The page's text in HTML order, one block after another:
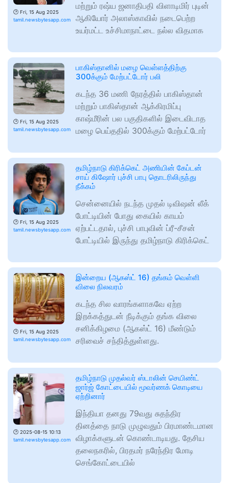
🕑 Fri, 15 Aug 2025
tamil.newsbytesapp.com
மற்றும் ரஷ்ய ஜனாதிபதி விளாடிமிர் புடின்
ஆகியோர் அலாஸ்காவில் நடைபெற்ற
உயர்மட்ட உச்சிமாநாட்டை நல்ல விதமாக
🕑 Fri, 15 Aug 2025
tamil.newsbytesapp.com
பாகிஸ்தானில் மழை வெள்ளத்திற்கு
300க்கும் மேற்பட்டோர் பலி
கடந்த 36 மணி நேரத்தில் பாகிஸ்தான்
மற்றும் பாகிஸ்தான் ஆக்கிரமிப்பு
காஷ்மீரின் பல பகுதிகளில் இடைவிடாத
மழை பெய்ததில் 300க்கும் மேற்பட்டோர்
🕑 Fri, 15 Aug 2025
tamil.newsbytesapp.com
தமிழ்நாடு கிரிக்கெட் அணியின் கேப்டன்
சாய் கிஷோர் புச்சி பாபு தொடரிலிருந்து
நீக்கம்
சென்னையில் நடந்த முதல் டிவிஷன் லீக்
போட்டியின் போது கையில் காயம்
ஏற்பட்டதால், புச்சி பாபுவின் ப்ரீ-சீசன்
போட்டியில் இருந்து தமிழ்நாடு கிரிக்கெட்
🕑 Fri, 15 Aug 2025
tamil.newsbytesapp.com
இன்றைய (ஆகஸ்ட் 16) தங்கம் வெள்ளி
விலை நிலவரம்
கடந்த சில வாரங்களாகவே ஏற்ற
இறக்கத்துடன் நீடிக்கும் தங்க விலை
சனிக்கிழமை (ஆகஸ்ட் 16) மீண்டும்
சரிவைச் சந்தித்துள்ளது.
🕑 2025-08-15 10:13
tamil.newsbytesapp.com
தமிழ்நாடு முதல்வர் ஸ்டாலின் செயிண்ட்
ஜார்ஜ் கோட்டையில் மூவர்ணக் கொடியை
ஏற்றினார்
இந்தியா தனது 79வது சுதந்திர
தினத்தை நாடு முழுவதும் பிரமாண்டமான
விழாக்களுடன் கொண்டாடியது. தேசிய
தலைநகரில், பிரதமர் நரேந்திர மோடி
செங்கோட்டையில்